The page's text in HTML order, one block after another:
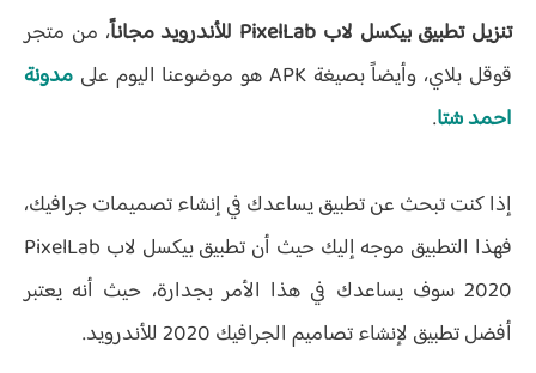
تنزيل تطبيق بيكسل لاب PixelLab للأندرويد مجاناً
، من متجر
قوقل بلاي، وأيضاً بصيغة APK هو موضوعنا اليوم على
مدونة
احمد شتا.
إذا كنت تبحث عن تطبيق يساعدك في إنشاء تصميمات جرافيك،
فهذا التطبيق موجه إليك حيث أن تطبيق بيكسل لاب PixelLab
2020 سوف يساعدك في هذا الأمر بجدارة، حيث أنه يعتبر
أفضل تطبيق لإنشاء تصاميم الجرافيك 2020 للأندرويد.